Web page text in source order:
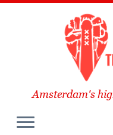
Amsterdam's